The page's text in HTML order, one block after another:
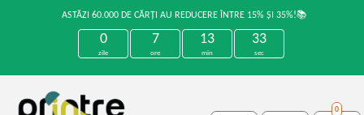
ASTĂZI 60.000 DE CĂRȚI AU REDUCERE ÎNTRE 15% ȘI 35%!📚
0
zile
7
ore
13
min
33
sec
0